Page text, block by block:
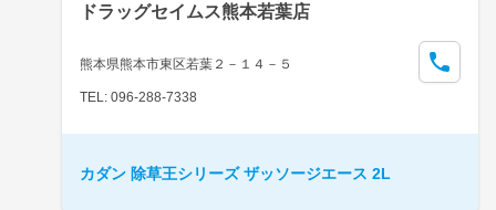
ドラッグセイムス熊本若葉店
熊本県熊本市東区若葉２－１４－５
TEL: 096-288-7338
カダン 除草王シリーズ ザッソージエース 2L